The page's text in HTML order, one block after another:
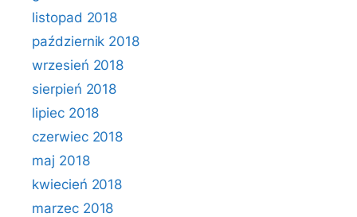
listopad 2018
październik 2018
wrzesień 2018
sierpień 2018
lipiec 2018
czerwiec 2018
maj 2018
kwiecień 2018
marzec 2018